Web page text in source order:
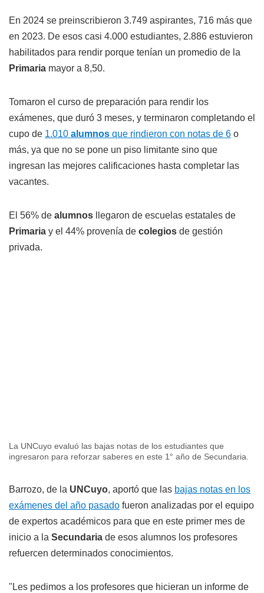
En 2024 se preinscribieron 3.749 aspirantes, 716 más que
en 2023. De esos casi 4.000 estudiantes, 2.886 estuvieron
habilitados para rendir porque tenían un promedio de la
Primaria mayor a 8,50.
Tomaron el curso de preparación para rendir los
exámenes, que duró 3 meses, y terminaron completando el
cupo de 1.010 alumnos que rindieron con notas de 6 o
más, ya que no se pone un piso limitante sino que
ingresan las mejores calificaciones hasta completar las
vacantes.
El 56% de alumnos
llegaron de escuelas estatales de
Primaria y el 44% provenía de colegios de gestión
privada.
La UNCuyo evaluó las bajas notas de los estudiantes que
ingresaron para reforzar saberes en este 1° año de Secundaria.
Barrozo, de la UNCuyo, aportó que las bajas notas en los
exámenes del año pasado fueron analizadas por el equipo
de expertos académicos para que en este primer mes de
inicio a la Secundaria de esos alumnos los profesores
refuercen determinados conocimientos.
"Les pedimos a los profesores que hicieran un informe de